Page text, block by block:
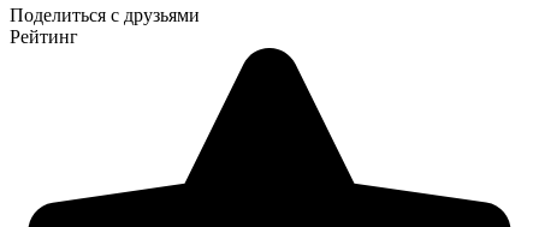
Поделиться с друзьями
Рейтинг